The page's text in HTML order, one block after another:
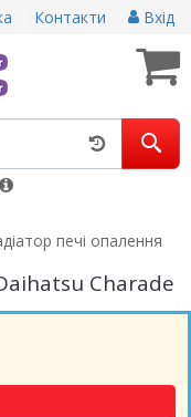
Контакти Вхід
печі опалення
Charade